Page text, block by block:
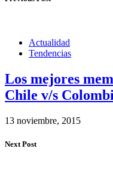
Actualidad
Tendencias
Los mejores
Chile v/s
13 noviembre, 2015
Next Post